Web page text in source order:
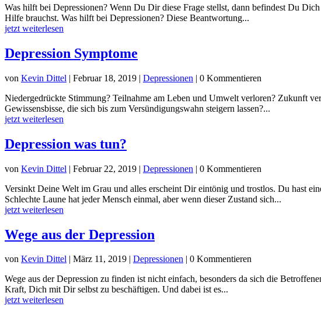
Was hilft bei Depressionen? Wenn Du Dir diese Frage stellst, dann befindest Du
Hilfe brauchst. Was hilft bei Depressionen? Diese Beantwortung...
jetzt weiterlesen
Depression Symptome
von Kevin Dittel | Februar 18, 2019 | Depressionen | 0 Kommentieren
Niedergedrückte Stimmung? Teilnahme am Leben und Umwelt verloren? Zukunft
Gewissensbisse, die sich bis zum Versündigungswahn steigern lassen?...
jetzt weiterlesen
Depression was tun?
von Kevin Dittel | Februar 22, 2019 | Depressionen | 0 Kommentieren
Versinkt Deine Welt im Grau und alles erscheint Dir eintönig und trostlos. Du hast
Schlechte Laune hat jeder Mensch einmal, aber wenn dieser Zustand sich...
jetzt weiterlesen
Wege aus der Depression
von Kevin Dittel März 11, 2019 Depressionen | 0 Kommentieren
Wege aus der Depression zu finden ist nicht einfach, besonders da sich die
Kraft, Dich mit Dir selbst zu beschäftigen. Und dabei ist es...
jetzt weiterlesen